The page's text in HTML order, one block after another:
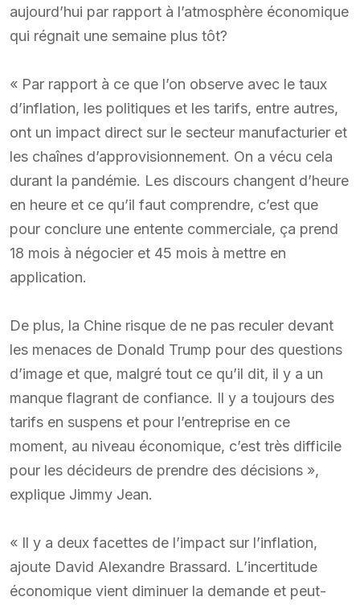
aujourd’hui par rapport à l’atmosphère économique
qui régnait une semaine plus tôt?
« Par rapport à ce que l’on observe avec le taux
d’inflation, les politiques et les tarifs, entre autres,
ont un impact direct sur le secteur manufacturier et
les chaînes d’approvisionnement. On a vécu cela
durant la pandémie. Les discours changent d’heure
en heure et ce qu’il faut comprendre, c’est que
pour conclure une entente commerciale, ça prend
18 mois à négocier et 45 mois à mettre en
application.
De plus, la Chine risque de ne pas reculer devant
les menaces de Donald Trump pour des questions
d’image et que, malgré tout ce qu’il dit, il y a un
manque flagrant de confiance. Il y a toujours des
tarifs en suspens et pour l’entreprise en ce
moment, au niveau économique, c’est très difficile
pour les décideurs de prendre des décisions »,
explique Jimmy Jean.
« Il y a deux facettes de l’impact sur l’inflation,
ajoute David Alexandre Brassard. L’incertitude
économique vient diminuer la demande et peut-